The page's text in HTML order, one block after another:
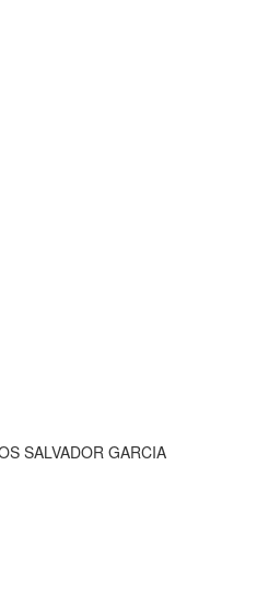
SALVADOR GARCIA